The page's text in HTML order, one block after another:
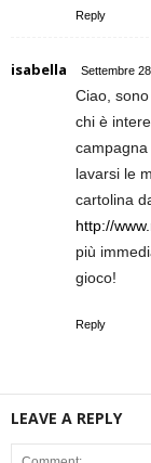
Reply
isabella Settembre
Ciao,
chi è
lavarsi le
cartolina
http://
più
gioco!
Reply
LEAVE A REPLY